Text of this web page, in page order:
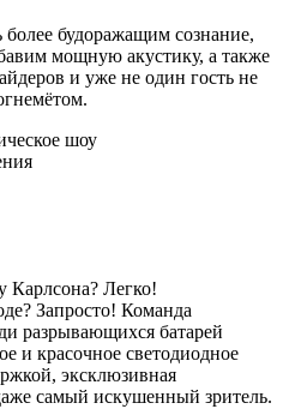
будоражащим сознание,
мощную акустику, а также
и уже не один гость не
шоу
Карлсона? Легко!
Запросто! Команда
разрывающихся батарей
и красочное светодиодное
эксклюзивная
самый искушенный зритель.